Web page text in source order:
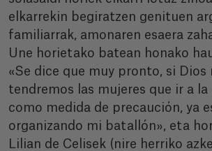
elkarrekin begiratzen genituen
familiarrak, amonaren esaera
Une horietako batean honako
«Se dice que muy pronto, si Dios
tendremos las mujeres que ir a la
como medida de precaución, ya
organizando mi batallón», eta
Lilian de Celisek (nire herriko